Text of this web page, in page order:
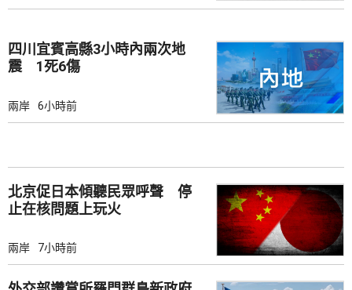
四川宜賓高縣3小時內兩次地
震 1死6傷
兩岸 6小時前
北京促日本傾聽民眾呼聲 停
止在核問題上玩火
兩岸 7小時前